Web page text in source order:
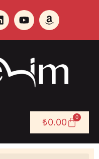
₺0.00 0